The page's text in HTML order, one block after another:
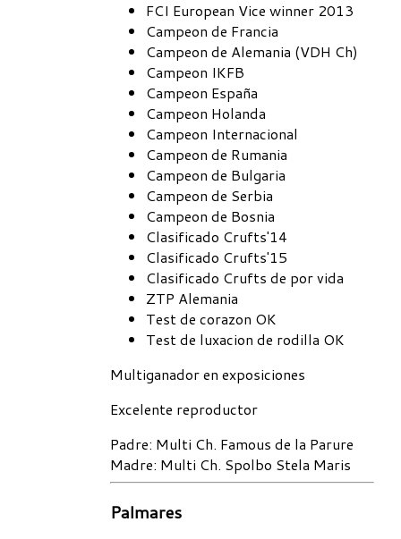
FCI European Vice winner 2013
Campeon de Francia
Campeon de Alemania (VDH Ch)
Campeon IKFB
Campeon España
Campeon Holanda
Campeon Internacional
Campeon de Rumania
Campeon de Bulgaria
Campeon de Serbia
Campeon de Bosnia
Clasificado Crufts'14
Clasificado Crufts'15
Clasificado Crufts de por vida
ZTP Alemania
Test de corazon OK
Test de luxacion de rodilla OK
Multiganador en exposiciones
Excelente reproductor
Padre: Multi Ch. Famous de la Parure
Madre: Multi Ch. Spolbo Stela Maris
Palmares